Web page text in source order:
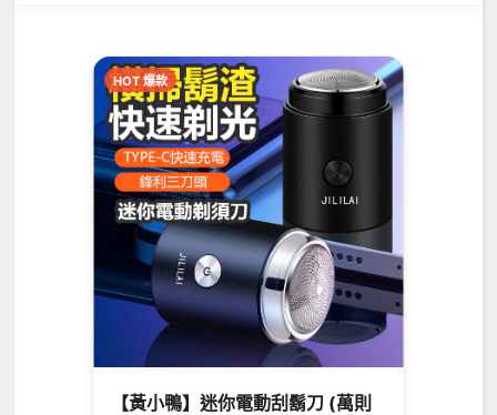
HOT 爆款
【黃小鴨】迷你電動刮鬍刀 (萬則